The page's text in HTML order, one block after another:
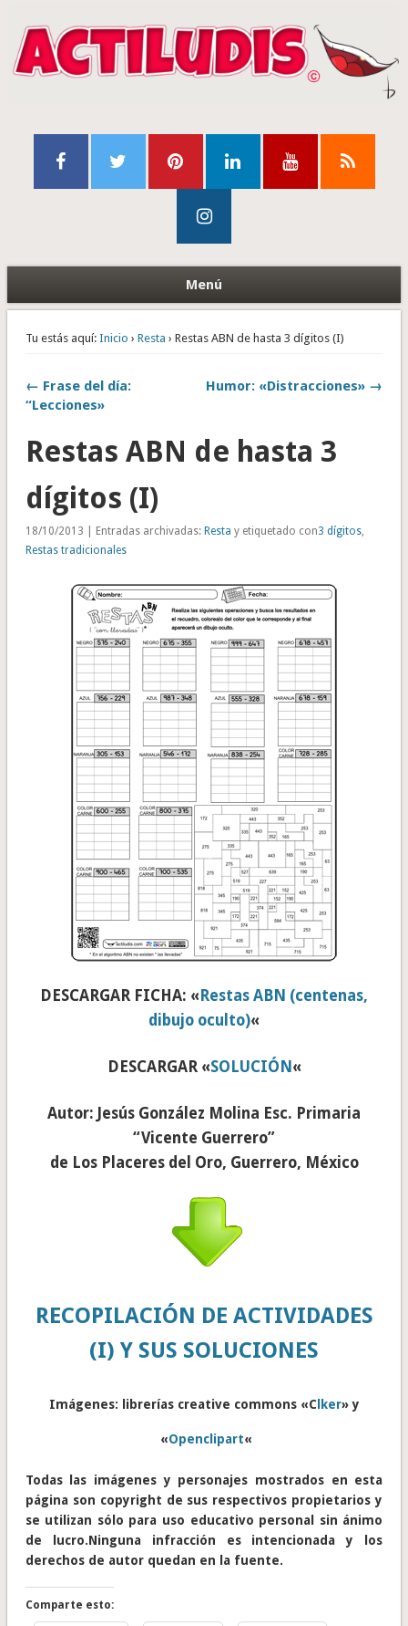
Menú
Tu estás aquí: Inicio › Resta › Restas ABN de hasta 3 dígitos (I)
← Frase del día:
“Lecciones»
Humor: «Distracciones» →
Restas ABN de hasta 3
dígitos (I)
18/10/2013 | Entradas archivadas: Resta y etiquetado con3 dígitos,
Restas tradicionales
DESCARGAR FICHA: « Restas ABN (centenas,
dibujo oculto)«
DESCARGAR «SOLUCIÓN «
Autor: Jesús González Molina Esc. Primaria
“Vicente Guerrero”
de Los Placeres del Oro, Guerrero, México
RECOPILACIÓN DE ACTIVIDADES
(I) Y SUS SOLUCIONES
Imágenes: librerías creative commons «Clker» y
«Openclipart«
Todas las imágenes y personajes mostrados en esta
página son copyright de sus respectivos propietarios y
se utilizan sólo para uso educativo personal sin ánimo
de lucro.Ninguna infracción es intencionada y los
derechos de autor quedan en la fuente.
Comparte esto: